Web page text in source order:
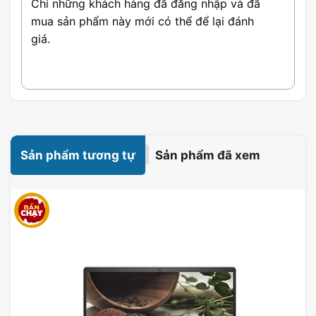
không chỉ nổi bật với thiết kế mỏng nhẹ, mà còn
sở hữubộ vi xử lý Intel Core Ultra 7-155Hmạnh
mẽ. Laptop Acer Swift Go hoàn toàn phù hợp cho
vời cho người sử dụng.
Màn hình 2.8K sắc nét mang đến trải nghiệm hình
ảnh sống động, giúp việc xem phim và làm việc trở
Chỉ những khách hàng đã đăng nhập và đã
mua sản phẩm này mới có thể để lại đánh
giá.
Sản phẩm tương tự Sản phẩm đã xem